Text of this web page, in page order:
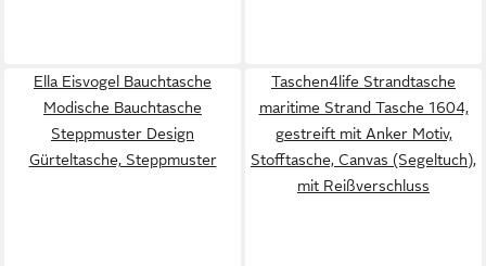
Ella Eisvogel Bauchtasche
Modische Bauchtasche
Steppmuster Design
Gürteltasche, Steppmuster
Taschen4life Strandtasche
maritime Strand Tasche 1604,
gestreift mit Anker Motiv,
Stofftasche, Canvas (Segeltuch),
mit Reißverschluss